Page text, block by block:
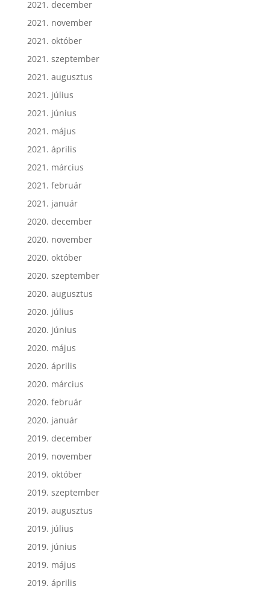
2021. december
2021. november
2021. október
2021. szeptember
2021. augusztus
2021. július
2021. június
2021. május
2021. április
2021. március
2021. február
2021. január
2020. december
2020. november
2020. október
2020. szeptember
2020. augusztus
2020. július
2020. június
2020. május
2020. április
2020. március
2020. február
2020. január
2019. december
2019. november
2019. október
2019. szeptember
2019. augusztus
2019. július
2019. június
2019. május
2019. április